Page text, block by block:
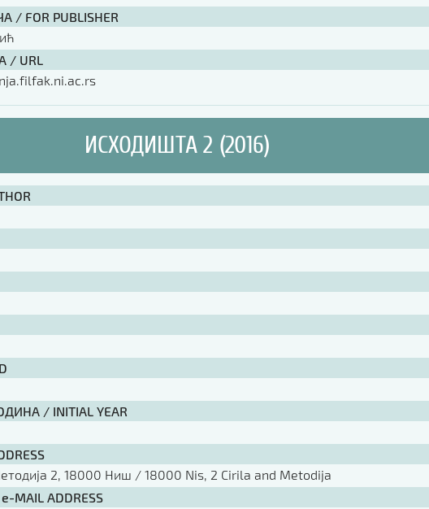
/ FOR PUBLISHER
/ URL
ИСХОДИШТА 2 (2016)
/ INITIAL YEAR
2, 18000 Ниш / 18000 Nis, 2 Cirila and Metodija
MAIL ADDRESS